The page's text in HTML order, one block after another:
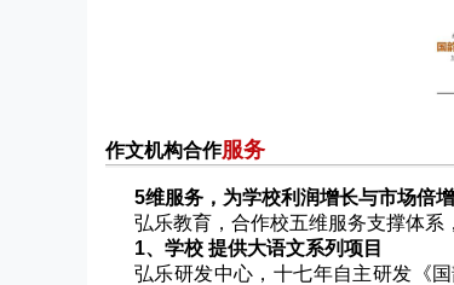
作文机构合作服务
5维服务，为学校利润增长与市场倍
弘乐教育，合作校五维服务支撑体
1、学校 提供大语文系列项目
弘乐研发中心，十七年自主研发《